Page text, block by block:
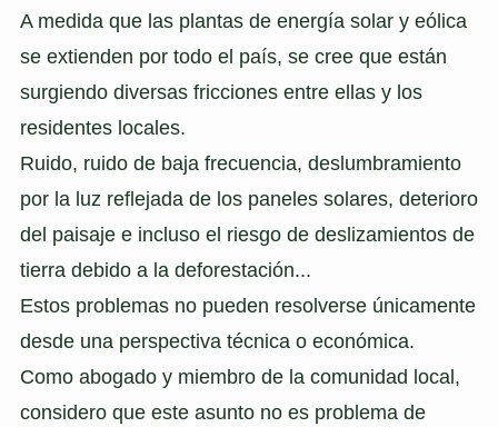
A medida que las plantas de energía solar y eólica
se extienden por todo el país, se cree que están
surgiendo diversas fricciones entre ellas y los
residentes locales.
Ruido, ruido de baja frecuencia, deslumbramiento
por la luz reflejada de los paneles solares, deterioro
del paisaje e incluso el riesgo de deslizamientos de
tierra debido a la deforestación...
Estos problemas no pueden resolverse únicamente
desde una perspectiva técnica o económica.
Como abogado y miembro de la comunidad local,
considero que este asunto no es problema de